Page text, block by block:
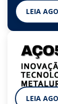
LEIA
LEIA